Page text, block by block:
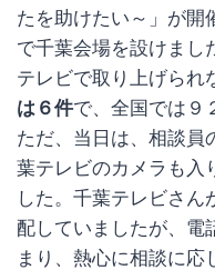
たを助けたい～」が開
で千葉会場を設けまし
テレビで取り上げられ
は６件で、全国では９
ただ、当日は、相談員
葉テレビのカメラも入
した。千葉テレビさん
配していましたが、電
まり、熱心に相談に応